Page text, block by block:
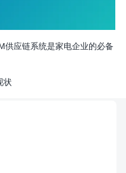
供应链系统是家电企业的必备
状